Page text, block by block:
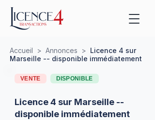
Accueil > Annonces > Licence 4 sur
Marseille -- disponible immédiatement
VENTE DISPONIBLE
Licence 4 sur Marseille --
disponible immédiatement